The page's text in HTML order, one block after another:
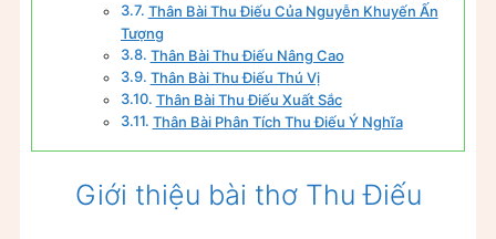
Thân Bài Thu Điếu Của Nguyễn Khuyến Ấn
Tượng
Thân Bài Thu Điếu Nâng Cao
Thân Bài Thu Điếu Thú Vị
Thân Bài Thu Điếu Xuất Sắc
Thân Bài Phân Tích Thu Điếu Ý Nghĩa
Giới thiệu bài thơ Thu Điếu